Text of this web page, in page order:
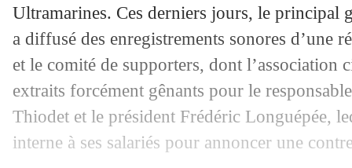
Ultramarines. Ces derniers jours, le principal
a diffusé des enregistrements sonores d’une
et le comité de supporters, dont l’association
extraits forcément gênants pour le
Thiodet et le président Frédéric Longuépée,
interne à ses salariés pour annoncer une
16/05 PSG: Mbappé, une condition pour
16/05 Juve : Chiellini, Vidal et l'alcool
16/05 Man Utd: un attaquant gallois ciblé
16/05 Juve: Rabiot a une préférence pour